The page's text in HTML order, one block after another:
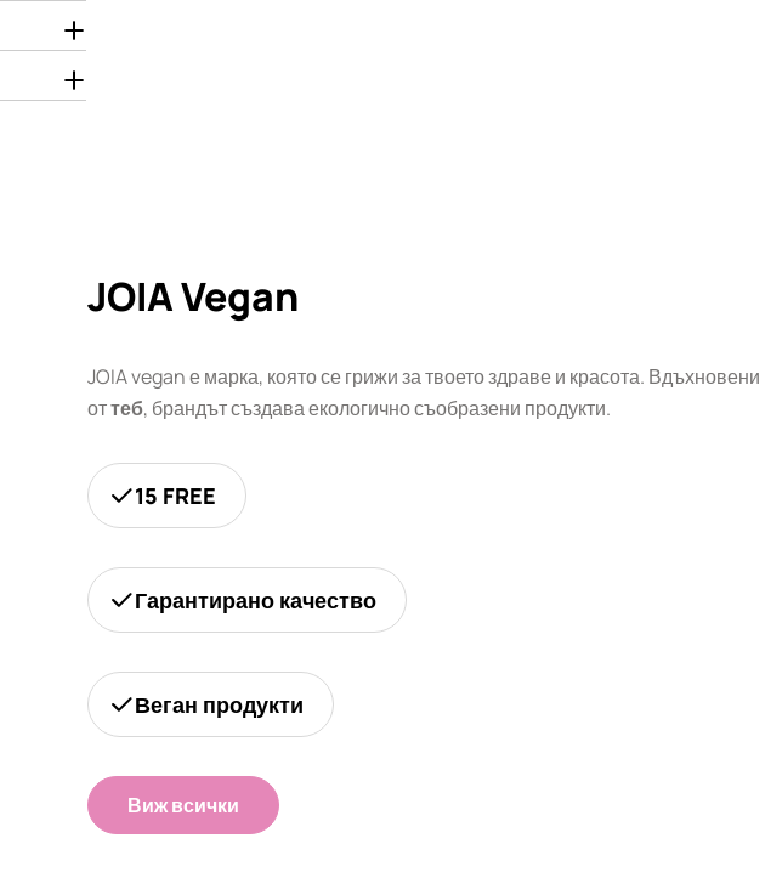
JOIA Vegan
JOIA vegan е марка, която се грижи за твоето здраве и красота. Вдъхновени
оттеб, брандът създава екологично съобразени продукти.
15 FREE
Гарантирано качество
Веган продукти
Виж всички